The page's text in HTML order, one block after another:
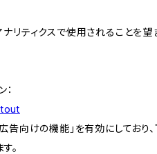
リティクスで使用されることを
告向けの機能」を有効にして
。